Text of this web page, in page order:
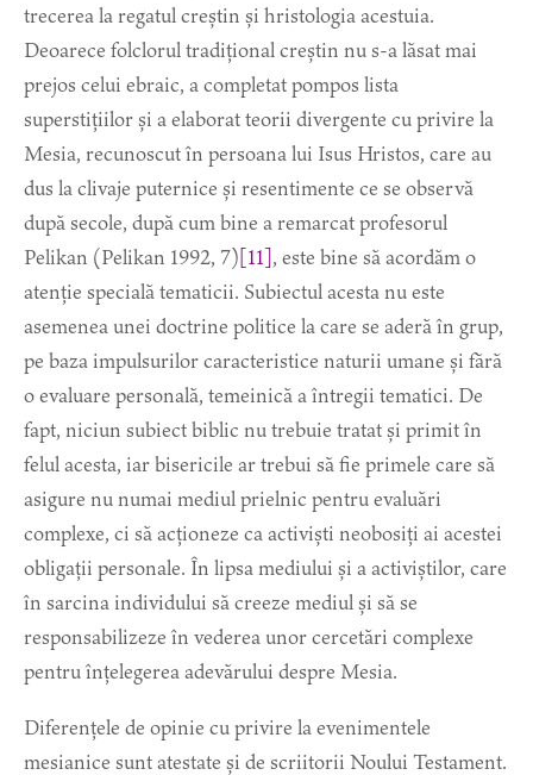
trecerea la regatul creștin și hristologia acestuia.
Deoarece folclorul tradițional creștin nu s-a lăsat mai
prejos celui ebraic, a completat pompos lista
superstițiilor și a elaborat teorii divergente cu privire la
Mesia, recunoscut în persoana lui Isus Hristos, care au
dus la clivaje puternice și resentimente ce se observă
după secole, după cum bine a remarcat profesorul
Pelikan (Pelikan 1992, 7)[11], este bine să acordăm o
atenție specială tematicii. Subiectul acesta nu este
asemenea unei doctrine politice la care se aderă în grup,
pe baza impulsurilor caracteristice naturii umane și fără
o evaluare personală, temeinică a întregii tematici. De
fapt, niciun subiect biblic nu trebuie tratat și primit în
felul acesta, iar bisericile ar trebui să fie primele care să
asigure nu numai mediul prielnic pentru evaluări
complexe, ci să acționeze ca activiști neobosiți ai acestei
obligații personale. În lipsa mediului și a activiștilor, care
în sarcina individului să creeze mediul și să se
responsabilizeze în vederea unor cercetări complexe
pentru înțelegerea adevărului despre Mesia.
Diferențele de opinie cu privire la evenimentele
mesianice sunt atestate și de scriitorii Noului Testament.